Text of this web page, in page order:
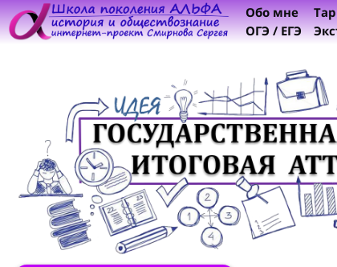
Обо мне
ОГЭ / ЕГЭ